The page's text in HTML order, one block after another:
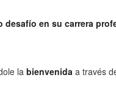
desafío en su carrera
labienvenida a través